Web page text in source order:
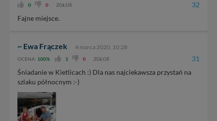
0 0 ZGŁOŚ 32
Fajne miejsce.
~ Ewa Frączek 4 marca 2020, 10:28
OCENA: 100% 1 0 ZGŁOŚ 31
Śniadanie w Kietlicach :) Dla nas najciekawsza przystań na
szlaku północnym :-)